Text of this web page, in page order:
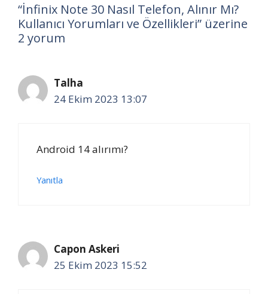
“İnfinix Note 30 Nasıl Telefon, Alınır Mı?
Kullanıcı Yorumları ve Özellikleri” üzerine
2 yorum
Talha
24 Ekim 2023 13:07
Android 14 alırımı?
Yanıtla
Capon Askeri
25 Ekim 2023 15:52